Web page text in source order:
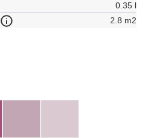
0.35 l
2.8 m2